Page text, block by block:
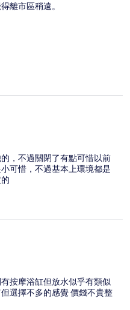
離市區稍遠。
，不過關閉了有點可惜以前
可惜，不過基本上環境都是
按摩浴缸但放水似乎有類似
選擇不多的感覺 價錢不貴整